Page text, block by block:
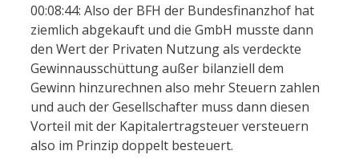
00:08:44: Also der BFH der Bundesfinanzhof hat
ziemlich abgekauft und die GmbH musste dann
den Wert der Privaten Nutzung als verdeckte
Gewinnausschüttung außer bilanziell dem
Gewinn hinzurechnen also mehr Steuern zahlen
und auch der Gesellschafter muss dann diesen
Vorteil mit der Kapitalertragsteuer versteuern
also im Prinzip doppelt besteuert.